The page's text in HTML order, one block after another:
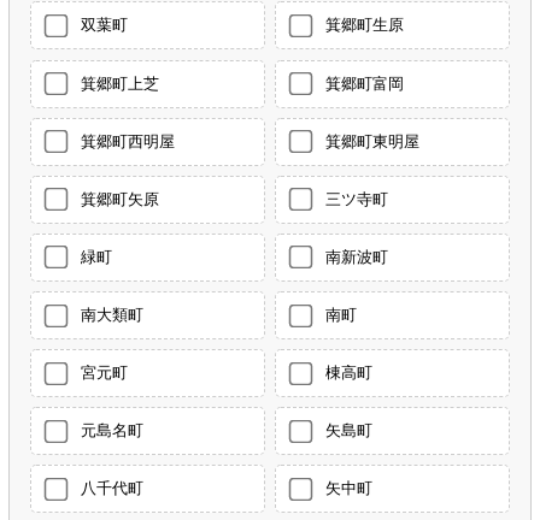
双葉町 箕郷町生原
箕郷町上芝 箕郷町富岡
箕郷町西明屋 箕郷町東明屋
箕郷町矢原 三ツ寺町
緑町 南新波町
南大類町 南町
宮元町 棟高町
元島名町 矢島町
八千代町 矢中町